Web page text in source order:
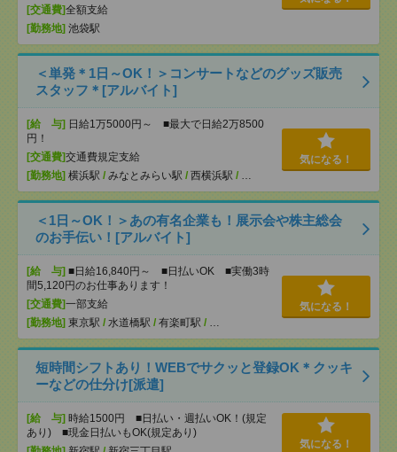
[交通費]全額支給
[勤務地] 池袋駅
＜単発＊1日～OK！＞コンサートなどのグッズ販売
スタッフ＊[アルバイト]
[給 与] 日給1万5000円～ ■最大で日給2万8500
円！
[交通費]交通費規定支給
[勤務地] 横浜駅 / みなとみらい駅 / 西横浜駅 / …
気になる！
＜1日～OK！＞あの有名企業も！展示会や株主総会
のお手伝い！[アルバイト]
[給 与] ■日給16,840円～ ■日払いOK ■実働3時
間5,120円のお仕事あります！
[交通費]一部支給
[勤務地] 東京駅 / 水道橋駅 / 有楽町駅 / …
気になる！
短時間シフトあり！WEBでサクッと登録OK＊クッキ
ーなどの仕分け[派遣]
[給 与] 時給1500円 ■日払い・週払いOK！(規定
あり) ■現金日払いもOK(規定あり)
気になる！